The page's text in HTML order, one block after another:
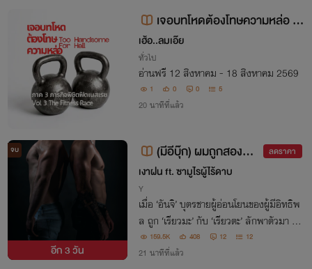
เจอบทโหดต้องโทษความหล่อ ภ
าค 3 ภารกิจพิชิตฟิตเนสเรซ / Spor
t Action / Erotic Comedy
เฮ้อ..ลมเอ๊ย
ทั่วไป
อ่านฟรี 12 สิงหาคม - 18 สิงหาคม 2569
1 0 0 5
20 นาทีที่แล้ว
จบ
อีก3 วัน
(มีอีบุ๊ก) ผมถูกสองพี่น้
องหัวหน้าแก๊งยากูซ่าคู่อริ
จับแทงข้างหลัง (3P) - PW
P
ลดราคา
เงาฝน ft. ซามูไรผู้ไร้ดาบ
Y
เมื่อ ‘อันจิ’ บุตรชายผู้อ่อนโยนของผู้มีอิทธิพ
ล ถูก ‘เรียวมะ’ กับ ‘เรียวตะ’ ลักพาตัวมา ด้ว
ยเหตุนี้ เขาจึงถูกสองแฝดยากูซ่าจับพันธนาก
าร และถูกลงทัณฑ์ด้วยท่อนซุงยาวใหญ่สอง
159.5K 408 12 12
21 นาทีที่แล้ว